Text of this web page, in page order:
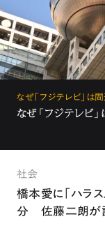
なぜ「フジテレビ」は
なぜ「フジテレビ
社会
橋本愛に「ハラ
分 佐藤二朗が語